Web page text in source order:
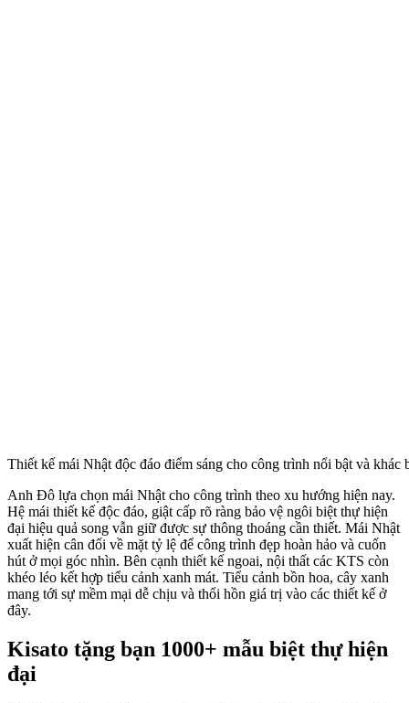
Thiết kế mái Nhật độc đáo điểm sáng cho công trình nổi bật và khác
Anh Đô lựa chọn mái Nhật cho công trình theo xu hướng hiện nay.
Hệ mái thiết kế độc đáo, giật cấp rõ ràng bảo vệ ngôi biệt thự hiện
đại hiệu quả song vẫn giữ được sự thông thoáng cần thiết. Mái Nhật
xuất hiện cân đối về mặt tỷ lệ để công trình đẹp hoàn hảo và cuốn
hút ở mọi góc nhìn. Bên cạnh thiết kế ngoai, nội thất các KTS còn
khéo léo kết hợp tiểu cảnh xanh mát. Tiểu cảnh bồn hoa, cây xanh
mang tới sự mềm mại dễ chịu và thổi hồn giá trị vào các thiết kế ở
đây.
Kisato tặng bạn 1000+ mẫu biệt thự hiện
đại